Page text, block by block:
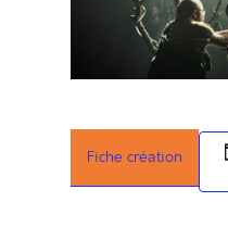
Fiche création